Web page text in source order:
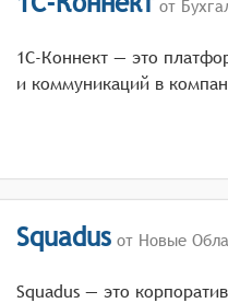
от
1С-Коннект — это
и коммуникаций в
Squadus от Новые
Squadus — это